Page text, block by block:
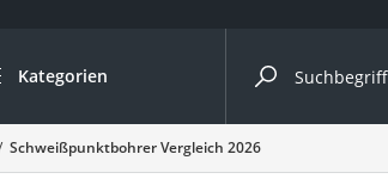
Kategorien
Vergleiche nach Kategorie
feuerfest
Schweißpunktbohrer Vergleich 2026